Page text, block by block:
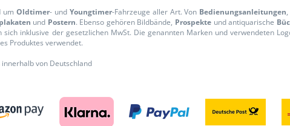
um Oldtimer- und Youngtimer-Fahrzeuge aller Art. Von Bedienungsanleitungen,
und Postern. Ebenso gehören Bildbände, Prospekte und antiquarische
sich inklusive der gesetzlichen MwSt. Die genannten Marken und verwendeten
Produktes verwendet.
von Deutschland